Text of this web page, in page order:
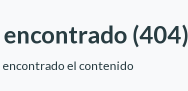
(404)
encontrado el contenido